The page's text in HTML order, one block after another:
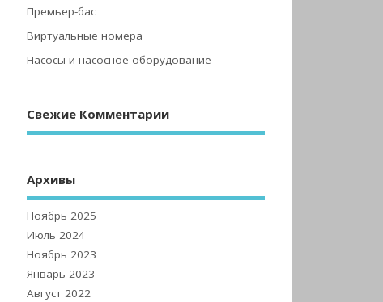
Премьер-бас
Виртуальные номера
Насосы и насосное оборудование
Свежие Комментарии
Архивы
Ноябрь 2025
Июль 2024
Ноябрь 2023
Январь 2023
Август 2022